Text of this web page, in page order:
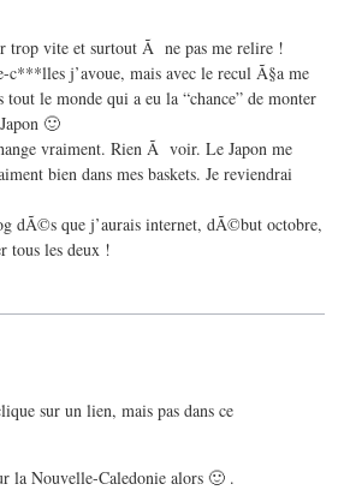
trop vite et surtout Ã ne pas me relire !
c***lles j’avoue, mais avec le recul Ã§a me
le monde qui a eu la “chance” de monter
🙂
vraiment. Rien Ã voir. Le Japon me
bien dans mes baskets. Je reviendrai
dÃ©s que j’aurais internet, dÃ©but octobre,
tous les deux !
sur un lien, mais pas dans ce
la Nouvelle-Caledonie alors 🙂 .